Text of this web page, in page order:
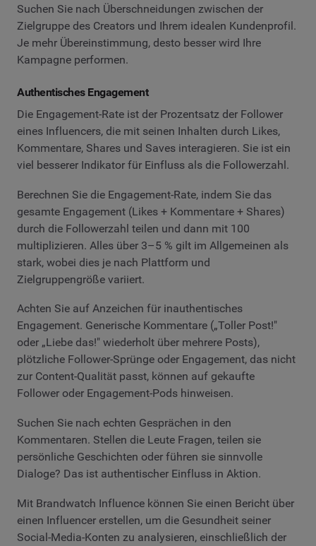
Suchen Sie nach Überschneidungen zwischen der
Zielgruppe des Creators und Ihrem idealen Kundenprofil.
Je mehr Übereinstimmung, desto besser wird Ihre
Kampagne performen.
Authentisches Engagement
Die Engagement-Rate ist der Prozentsatz der Follower
eines Influencers, die mit seinen Inhalten durch Likes,
Kommentare, Shares und Saves interagieren. Sie ist ein
viel besserer Indikator für Einfluss als die Followerzahl.
Berechnen Sie die Engagement-Rate, indem Sie das
gesamte Engagement (Likes + Kommentare + Shares)
durch die Followerzahl teilen und dann mit 100
multiplizieren. Alles über 3–5 % gilt im Allgemeinen als
stark, wobei dies je nach Plattform und
Zielgruppengröße variiert.
Achten Sie auf Anzeichen für inauthentisches
Engagement. Generische Kommentare („Toller Post!"
oder „Liebe das!" wiederholt über mehrere Posts),
plötzliche Follower-Sprünge oder Engagement, das nicht
zur Content-Qualität passt, können auf gekaufte
Follower oder Engagement-Pods hinweisen.
Suchen Sie nach echten Gesprächen in den
Kommentaren. Stellen die Leute Fragen, teilen sie
persönliche Geschichten oder führen sie sinnvolle
Dialoge? Das ist authentischer Einfluss in Aktion.
Mit Brandwatch Influence können Sie einen Bericht über
einen Influencer erstellen, um die Gesundheit seiner
Social-Media-Konten zu analysieren, einschließlich der